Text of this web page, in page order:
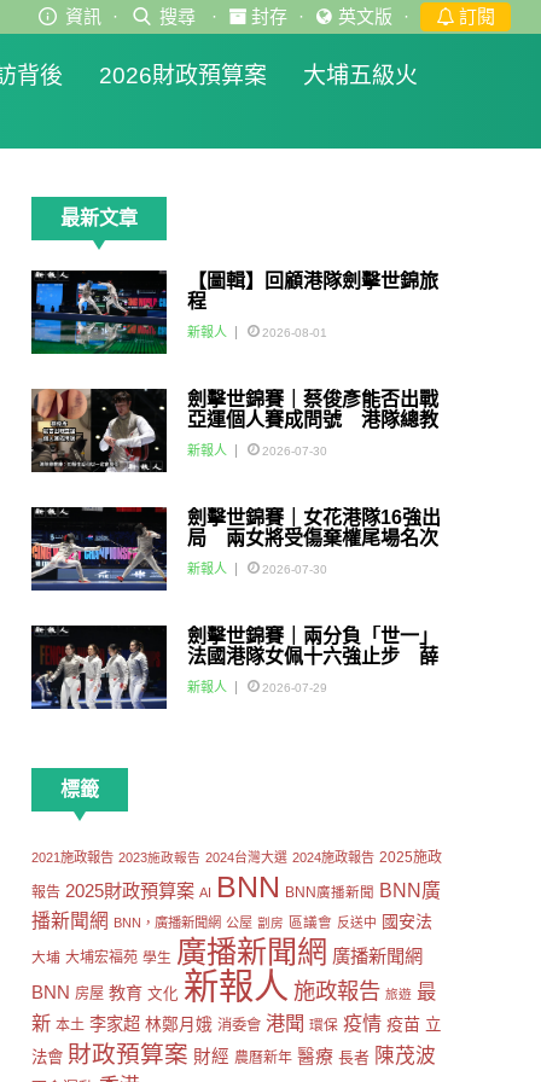
資訊 · 搜尋 · 封存 · 英文版 · 訂閱
背後 2026財政預算案
大埔五級火
最新文章
【圖輯】回顧港隊劍擊世錦旅
程
新報人 2026-08-01
劍擊世錦賽｜蔡俊彥能否出戰
亞運個人賽成問號 港隊總教
練：如醫生話可以一定會用佢
新報人 2026-07-30
劍擊世錦賽｜女花港隊16強出
局 兩女將受傷棄權尾場名次
賽
新報人 2026-07-30
劍擊世錦賽｜兩分負「世一」
法國港隊女佩十六強止步 薛
雅齊：我好有信心我哋可以做
到世界級嘅Team
新報人 2026-07-29
標籤
2021施政報告 2023施政報告 2024台灣大選 2024施政報告 2025施政
報告 2025財政預算案 AI BNN BNN廣播新聞
BNN廣
播新聞網 BNN，廣播新聞網 公屋 劏房 區議會 反送中 國安法
大埔 大埔宏福苑 學生 廣播新聞網 廣播新聞網
BNN 房屋 教育 文化 新報人 施政報告 旅遊 最
新 本土 李家超 林鄭月娥 消委會 港聞 環保 疫情 疫苗 立
法會 財政預算案 財經 農曆新年 醫療 長者 陳茂波